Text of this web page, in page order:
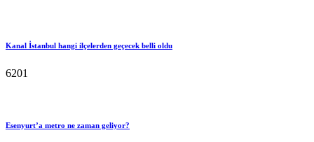
Kanal İstanbul hangi ilçelerden geçecek belli oldu
6201
Esenyurt’a metro ne zaman geliyor?